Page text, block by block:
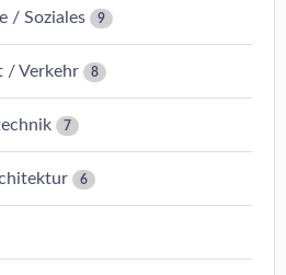
/ Soziales 9
/ Verkehr 8
7
6